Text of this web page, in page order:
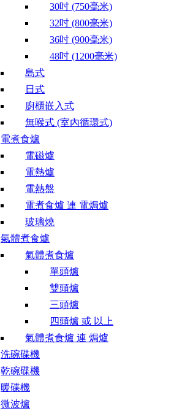
30吋 (750毫米)
32吋 (800毫米)
36吋 (900毫米)
48吋 (1200毫米)
島式
日式
廚櫃嵌入式
無喉式 (室內循環式)
電煮食爐
電磁爐
電熱爐
電熱盤
電煮食爐 連 電焗爐
玻璃燒
氣體煮食爐
氣體煮食爐
單頭爐
雙頭爐
三頭爐
四頭爐 或 以上
氣體煮食爐 連 焗爐
洗碗碟機
乾碗碟機
暖碟機
微波爐